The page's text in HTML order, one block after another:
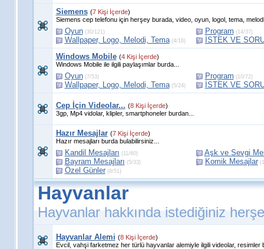
Siemens (7 Kişi İçerde)
Siemens cep telefonu için herşey burada, video, oyun, logol, tema,
Oyun(30/121) Program (14/37)
Wallpaper, Logo, Melodi, Tema(4/16)
İSTEK VE
Windows Mobile (4 Kişi İçerde)
Windows Mobile ile ilgili paylaşımlar burda...
Oyun(7/53) Program (10/72)
Wallpaper, Logo, Melodi, Tema(5/24) İSTEK VE
Cep İçin Videolar... (8 Kişi İçerde)
3gp, Mp4 vidolar, klipler, smartphoneler burdan...
Hazır Mesajlar (7 Kişi İçerde)
Hazır mesajları burda bulabilirsiniz...
Kandil Mesajları (11/60)
Aşk ve Sevgi
Bayram Mesajları (5/33) Komik Mesajlar
Özel Günler(8/51)
Hayvanlar
Hayvanlar hakkında istediğiniz
Hayvanlar Alemi (8 Kişi İçerde)
Evcil, vahşi farketmez her türlü hayvanlar alemiyle ilgili videolar, resimler